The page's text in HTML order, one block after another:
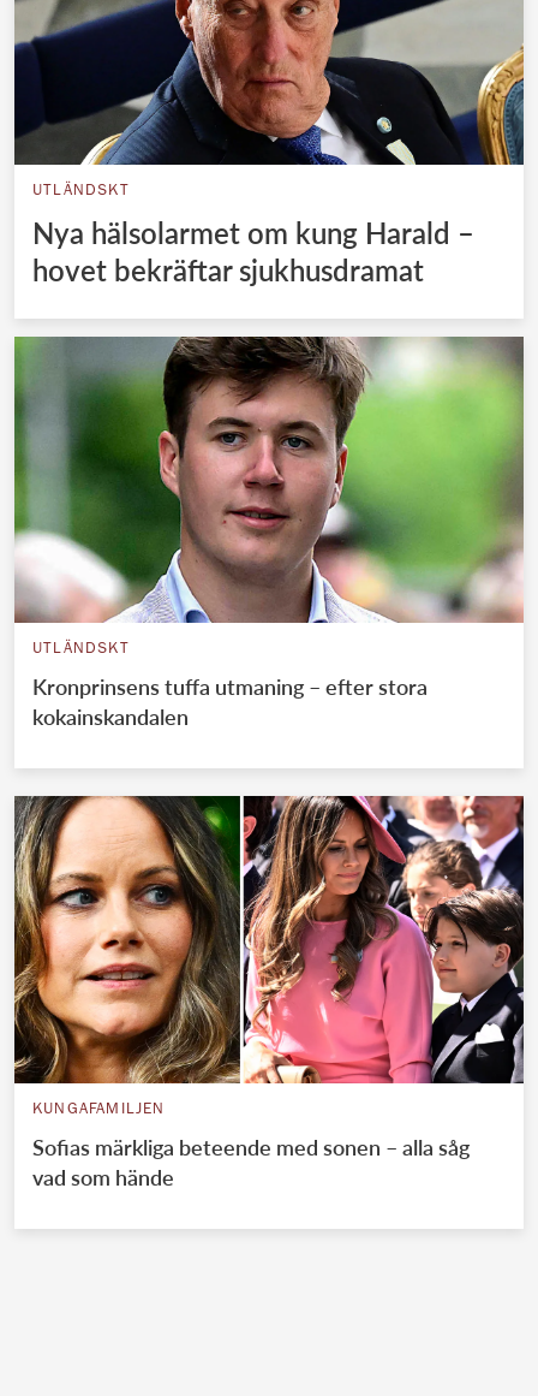
UTLÄNDSKT
Nya hälsolarmet om kung Harald –
hovet bekräftar sjukhusdramat
UTLÄNDSKT
Kronprinsens tuffa utmaning – efter stora
kokainskandalen
KUNGAFAMILJEN
Sofias märkliga beteende med sonen – alla såg
vad som hände